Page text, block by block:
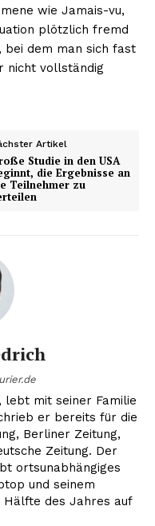
wie Jamais-vu,
plötzlich fremd
bei dem man sich fast
nicht vollständig
Artikel
Studie in den USA
die Ergebnisse an
Teilnehmer zu
lebt mit seiner Familie
er bereits für die
Berliner Zeitung,
Zeitung. Der
ortsunabhängiges
und seinem
des Jahres auf